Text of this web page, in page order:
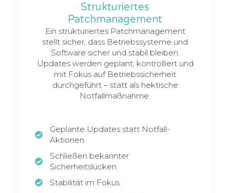
Strukturiertes
Patchmanagement
Ein strukturiertes Patchmanagement
stellt sicher, dass Betriebssysteme und
Software sicher und stabil bleiben.
Updates werden geplant, kontrolliert und
mit Fokus auf Betriebssicherheit
durchgeführt – statt als hektische
Notfallmaßnahme.
Geplante Updates statt Notfall-
Aktionen
Schließen bekannter
Sicherheitslücken
Stabilität im Fokus